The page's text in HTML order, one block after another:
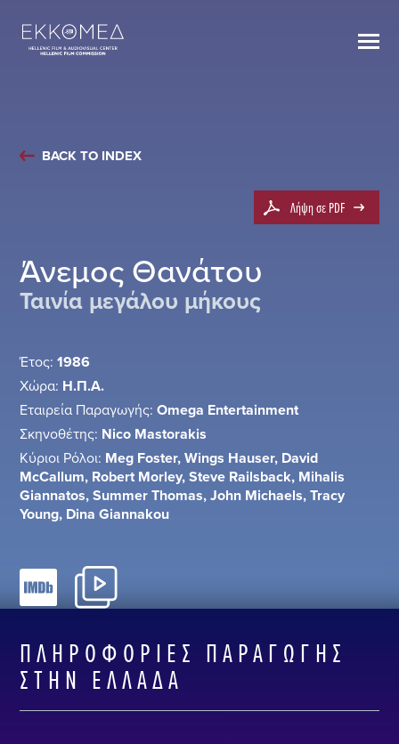
BACK TO INDEX
Λήψη σε PDF
Άνεμος Θανάτου
Ταινία μεγάλου μήκους
Έτος: 1986
Χώρα: Η.Π.Α.
Εταιρεία Παραγωγής: Omega Entertainment
Σκηνοθέτης: Nico Mastorakis
Κύριοι Ρόλοι: Meg Foster, Wings Hauser, David
McCallum, Robert Morley, Steve Railsback, Mihalis
Giannatos, Summer Thomas, John Michaels, Tracy
Young, Dina Giannakou
ΠΛΗΡΟΦΟΡΊΕΣ ΠΑΡΑΓΩΓΉΣ
ΣΤΗΝ ΕΛΛΆΔΑ